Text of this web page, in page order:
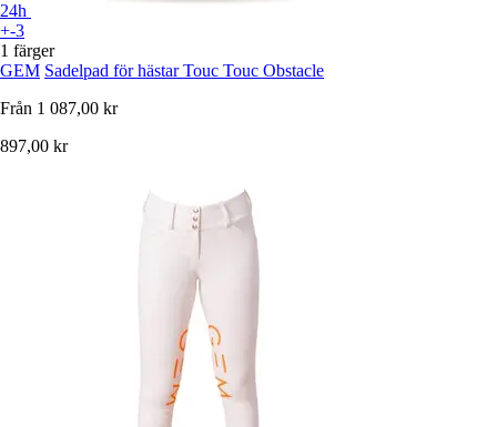
24h
+-3
1 färger
GEM Sadelpad för hästar Touc Touc Obstacle
Från 1 087,00 kr
897,00 kr